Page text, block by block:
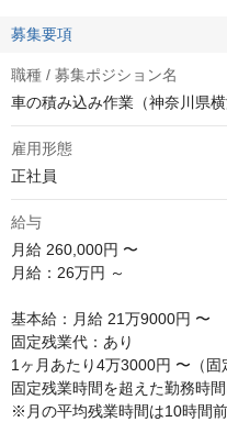
募集要項
職種 / 募集ポジション名
車の積み込み作業（神奈川県横
雇用形態
正社員
給与
月給 260,000円 〜
月給：26万円 ～
基本給：月給 21万9000円 〜
固定残業代：あり
1ヶ月あたり4万3000円 〜（固
固定残業時間を超えた勤務時
※月の平均残業時間は10時間